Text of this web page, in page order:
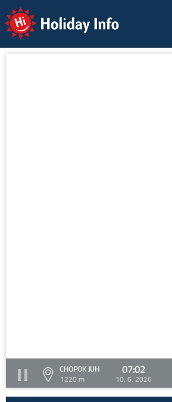
Holiday Info
CHOPOK JUH
1220 m
07:02
10. 6. 2026